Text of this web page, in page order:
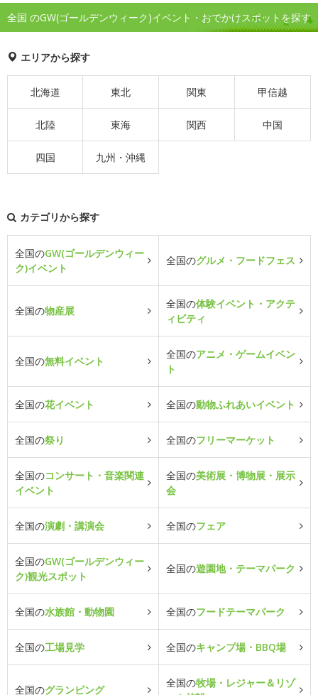
全国 のGW(ゴールデンウィーク)イベント・おでかけスポットを探す
エリアから探す
北海道 東北 関東 甲信越
北陸 東海 関西 中国
四国 九州・沖縄
カテゴリから探す
全国のGW(ゴールデンウィー
ク)イベント
全国のグルメ・フードフェス
全国の物産展
全国の体験イベント・アクテ
ィビティ
全国の無料イベント
全国のアニメ・ゲームイベン
ト
全国の花イベント 全国の動物ふれあいイベント
全国の祭り 全国のフリーマーケット
全国のコンサート・音楽関連
イベント
全国の美術展・博物展・展示
会
全国の演劇・講演会 全国のフェア
全国のGW(ゴールデンウィー
ク)観光スポット
全国の遊園地・テーマパーク
全国の水族館・動物園 全国のフードテーマパーク
全国の工場見学 全国のキャンプ場・BBQ場
全国のグランピング
全国の牧場・レジャー＆リゾ